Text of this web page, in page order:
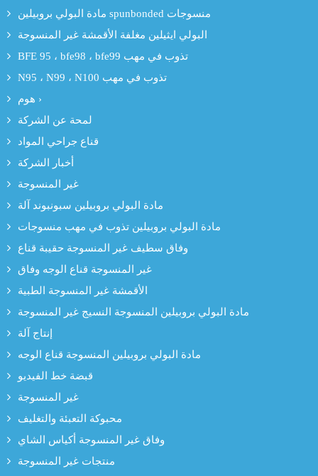
مادة البولي بروبيلين spunbonded منسوجات
البولي ايثيلين مغلفة الأقمشة غير المنسوجة
BFE 95 ، bfe98 ، bfe99 تذوب في مهب
N95 ، N99 ، N100 تذوب في مهب
هوم ›
لمحة عن الشركة
قناع جراحي المواد
أخبار الشركة
غير المنسوجة
مادة البولي بروبيلين سبونبوند آلة
مادة البولي بروبيلين تذوب في مهب منسوجات
وفاق سطيف غير المنسوجة حقيبة قناع
غير المنسوجة قناع الوجه وفاق
الأقمشة غير المنسوجة الطبية
مادة البولي بروبيلين المنسوجة النسيج غير المنسوجة
إنتاج آلة
مادة البولي بروبيلين المنسوجة قناع الوجه
قبضة خط الفيديو
غير المنسوجة
محبوكة التعبئة والتغليف
وفاق غير المنسوجة أكياس الشاي
منتجات غير المنسوجة